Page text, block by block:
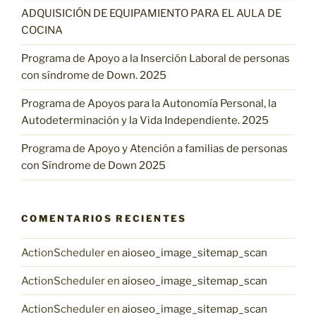
ADQUISICIÓN DE EQUIPAMIENTO PARA EL AULA DE
COCINA
Programa de Apoyo a la Inserción Laboral de personas
con síndrome de Down. 2025
Programa de Apoyos para la Autonomía Personal, la
Autodeterminación y la Vida Independiente. 2025
Programa de Apoyo y Atención a familias de personas
con Síndrome de Down 2025
COMENTARIOS RECIENTES
ActionScheduleren aioseo_image_sitemap_scan
ActionScheduleren aioseo_image_sitemap_scan
ActionScheduleren aioseo_image_sitemap_scan